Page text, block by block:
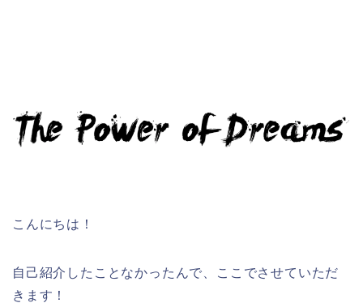
こんにちは！
自己紹介したことなかったんで、ここでさせていただ
きます！